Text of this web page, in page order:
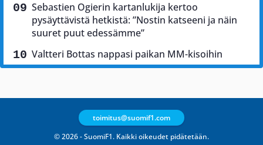
Sebastien Ogierin kartanlukija kertoo
pysäyttävistä hetkistä: ”Nostin katseeni ja näin
suuret puut edessämme”
Valtteri Bottas nappasi paikan MM-kisoihin
© 2026 - SuomiF1. Kaikki oikeudet pidätetään.
toimitus@suomif1.com